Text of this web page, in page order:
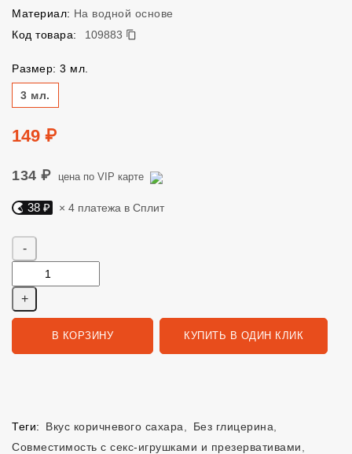
Материал: На водной основе
Код товара:
109883
109883
Размер: 3 мл.
Размер
3 мл.
Цена
149 ₽
134 ₽ цена по VIP карте
Яндекс Сплит. 38 руб, 4 платежа в Сплит
38 ₽ × 4 платежа в Сплит
В КОРЗИНУ КУПИТЬ В ОДИН КЛИК
Теги: Вкус коричневого сахара Без глицерина
Совместимость с секс-игрушками и презервативами